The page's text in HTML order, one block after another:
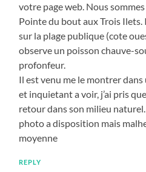
votre page web. Nous
Pointe du bout aux Trois
sur la plage publique (cote
observe un poisson chauve-
profonfeur.
Il est venu me le montrer
et inquietant a voir, j’ai pris
retour dans son milieu naturel.
photo a disposition mais
moyenne
REPLY